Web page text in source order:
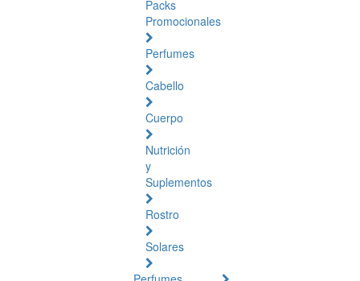
Packs
Promocionales
Perfumes
Cabello
Cuerpo
Nutrición
y
Suplementos
Rostro
Solares